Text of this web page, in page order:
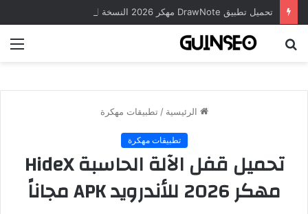
الرئيسية / تطبيقات مهكرة
تطبيقات مهكرة
تحميل قفل الآلة الحاسبة HideX
مهكر 2026 للأندرويد APK مجاناً